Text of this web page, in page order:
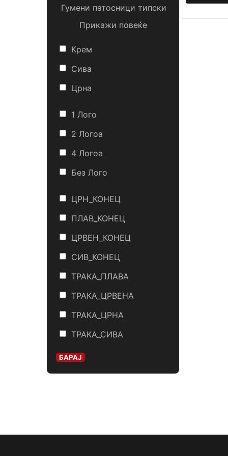
Гумени патосници типски
Прикажи повеќе
Крем
Сива
Црна
1 Лого
2 Логоa
4 Логоa
Без Лого
ЦРН_КОНЕЦ
ПЛАВ_КОНЕЦ
ЦРВЕН_КОНЕЦ
СИВ_КОНЕЦ
ТРАКА_ПЛАВА
ТРАКА_ЦРВЕНА
ТРАКА_ЦРНА
ТРАКА_СИВА
БАРАЈ